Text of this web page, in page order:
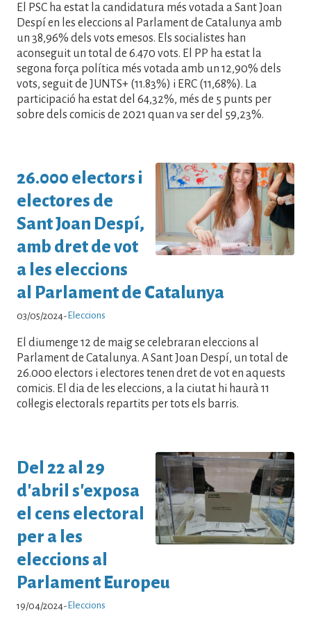
El PSC ha estat la candidatura més votada a Sant Joan
Despí en les eleccions al Parlament de Catalunya amb
un 38,96% dels vots emesos. Els socialistes han
aconseguit un total de 6.470 vots. El PP ha estat la
segona força política més votada amb un 12,90% dels
vots, seguit de JUNTS+ (11.83%) i ERC (11,68%). La
participació ha estat del 64,32%, més de 5 punts per
sobre dels comicis de 2021 quan va ser del 59,23%.
26.000 electors i
electores de
Sant Joan Despí,
amb dret de vot
a les eleccions
al Parlament de Catalunya
03/05/2024- Eleccions
El diumenge 12 de maig se celebraran eleccions al
Parlament de Catalunya. A Sant Joan Despí, un total de
26.000 electors i electores tenen dret de vot en aquests
comicis. El dia de les eleccions, a la ciutat hi haurà 11
col·legis electorals repartits per tots els barris.
Del 22 al 29
d'abril s'exposa
el cens electoral
per a les
eleccions al
Parlament Europeu
19/04/2024- Eleccions